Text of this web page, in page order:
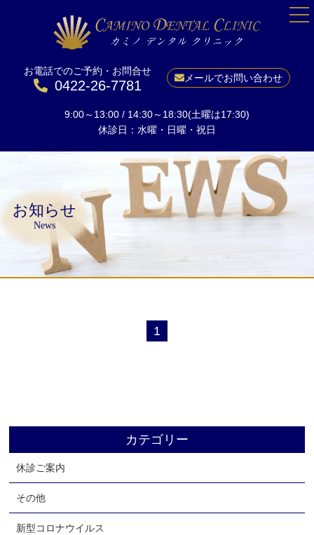
お電話でのご予約・お問合せ
0422-26-7781 メールでお問い合わせ
9:00～13:00 / 14:30～18:30(土曜は17:30)
休診日：水曜・日曜・祝日
お知らせ
News
HOME
当院について
一般歯科
予防
小児矯正
成人矯正
よくあるご質問
アクセス
お問い合わせ
カテゴリー
休診ご案内
その他
新型コロナウイルス
1